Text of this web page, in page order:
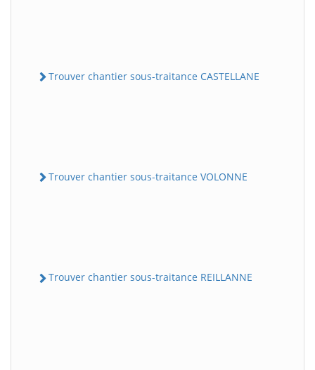
Trouver chantier sous-traitance CASTELLANE
Trouver chantier sous-traitance VOLONNE
Trouver chantier sous-traitance REILLANNE